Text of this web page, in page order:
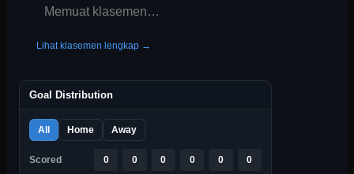
Memuat klasemen…
Lihat klasemen lengkap →
Goal Distribution
All Home Away
Scored 0 0 0 0 0 0